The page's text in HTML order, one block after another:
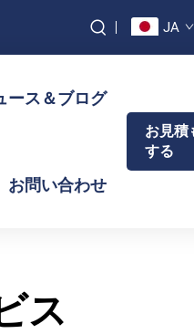
JA
ース＆ブログ
お問い合わせ
お見積
する
ス